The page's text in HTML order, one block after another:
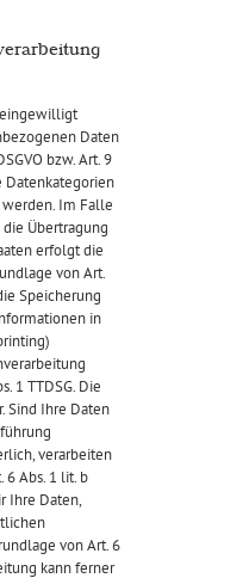
eingewilligt
Daten
bzw. Art. 9
Datenkategorien
werden. Im Falle
Übertragung
erfolgt die
von Art.
Speicherung
in
1 TTDSG. Die
Sind Ihre Daten
verarbeiten
6 Abs. 1 lit. b
Ihre Daten,
von Art. 6
kann ferner